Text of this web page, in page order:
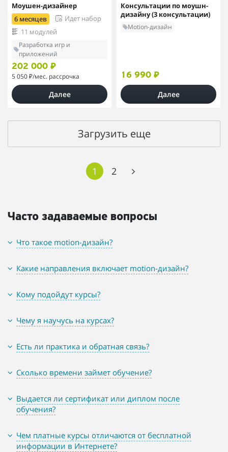
Моушен-дизайнер
6 месяцев
Идет набор
11 модулей
Разработка игр и
приложений
202 000 ₽
5 050 ₽/мес. рассрочка
Далее
Консультации по моушн-
дизайну (3 консультации)
Motion-дизайн
16 990 ₽
Далее
Загрузить еще
1 2
Часто задаваемые вопросы
Что такое motion-дизайн?
Какие направления включает motion-дизайн?
Кому подойдут курсы?
Чему я научусь на курсах?
Есть ли практика и обратная связь?
Сколько времени займет обучение?
Выдается ли сертификат или диплом после
обучения?
Чем платные курсы отличаются от бесплатной
информации в Интернете?